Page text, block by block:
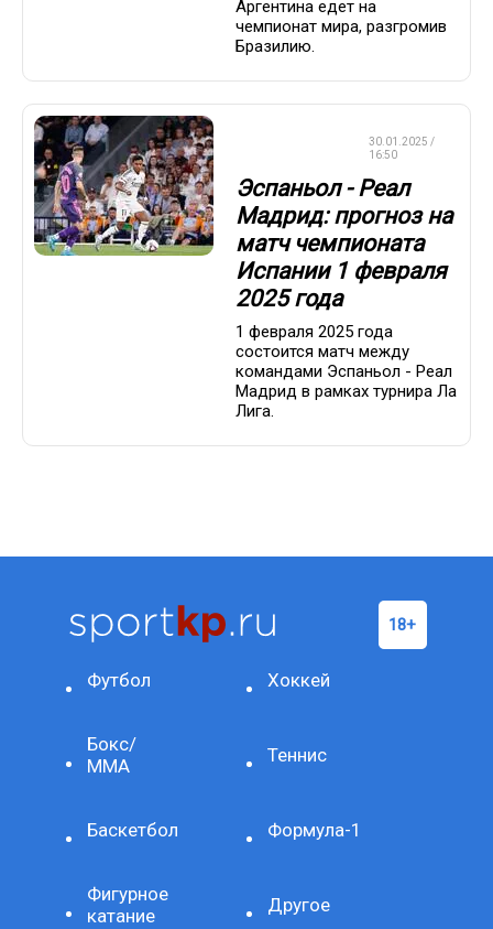
Аргентина едет на
чемпионат мира, разгромив
Бразилию.
30.01.2025 /
16:50
Эспаньол - Реал
Мадрид: прогноз на
матч чемпионата
Испании 1 февраля
2025 года
1 февраля 2025 года
состоится матч между
командами Эспаньол - Реал
Мадрид в рамках турнира Ла
Лига.
Футбол Хоккей
Бокс/
ММА
Теннис
Баскетбол Формула-1
Фигурное
катание
Другое